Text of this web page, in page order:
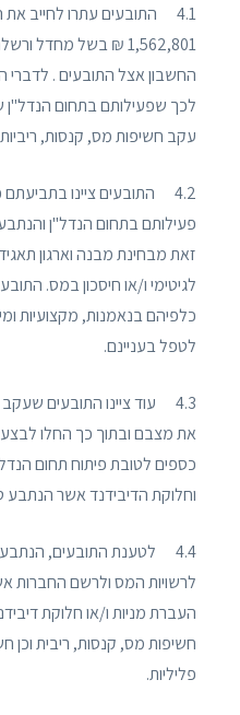
4.1 התובעים עתרו לחייב
1,562,801 ₪ בשל
החשבון אצל התובעים .
לכך שפעילותם בתחום הנדל"ן
עקב חשיפות מס, קנסות,
4.2 התובעים ציינו
פעילותם בתחום הנדל"ן
זאת מבחינת מבנה וארגון
לגיטימי ו/או חיסכון במס.
כלפיהם בנאמנות, מקצועיות
לטפל בעניינם.
4.3 עוד ציינו התובעים
את מצבם ובתוך כך החלו
כספים לטובת פיתוח תחום
וחלוקת הדיבידנד אשר הנתבע
4.4 לטענת התובעים, הנתבע
לרשויות המס ולרשם החברות
העברת מניות ו/או חלוקת
חשיפות מס, קנסות, ריבית וכן
פליליות.